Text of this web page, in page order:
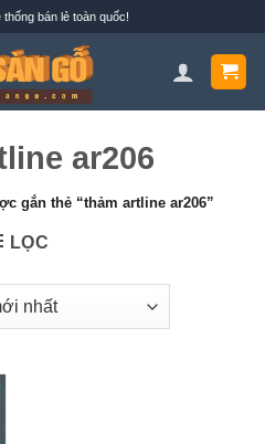
bán lẻ toàn quốc!
ar206
gắn thẻ “thảm artline ar206”
LỌC